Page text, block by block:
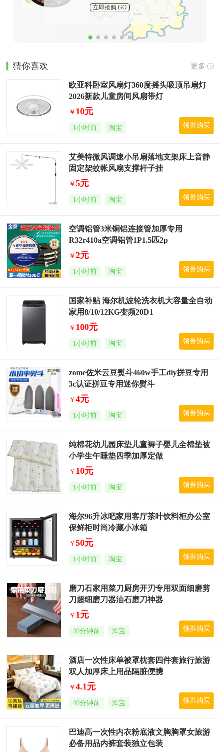
立即抢购 GO
猜你喜欢 更多
欧亚科卧室风扇灯360度摇头吸顶吊扇灯
2026新款儿童房间风扇带灯
￥ 10元
1小时前 淘宝 领券购买
艾美特微风调速小吊扇落地支架床上音静
固定架蚊帐风扇支撑杆子挂
￥5元
1小时前 淘宝 领券购买
空调铝管3米铜铝连接管加厚专用
R32r410a空调铝管1P1.5匹2p
￥2元
1小时前 淘宝 领券购买
国家补贴 海尔机波轮洗衣机大容量全自动
家用8/10/12KG变频20D1
￥ 100元
1小时前 淘宝 领券购买
zome佐米云豆熨斗460w手工diy拼豆专用
3c认证拼豆专用迷你熨斗
￥4元
1小时前 淘宝 领券购买
纯棉花幼儿园床垫儿童褥子婴儿全棉垫被
小学生午睡垫四季加厚定做
￥ 10元
1小时前 淘宝 领券购买
海尔96升冰吧家用客厅茶叶饮料柜办公室
保鲜柜时尚冷藏小冰箱
￥50元
1小时前 淘宝 领券购买
磨刀石家用菜刀厨房开刃专用双面细磨剪
刀超细磨刀器油石磨刀神器
￥ 1元
40分钟前 淘宝 领券购买
酒店一次性床单被罩枕套四件套旅行旅游
双人加厚床上用品隔脏便携
￥4.1元
40分钟前 淘宝 领券购买
巴迪高一次性内衣粉底液文胸胸罩女旅游
必备用品内裤套装独立包装